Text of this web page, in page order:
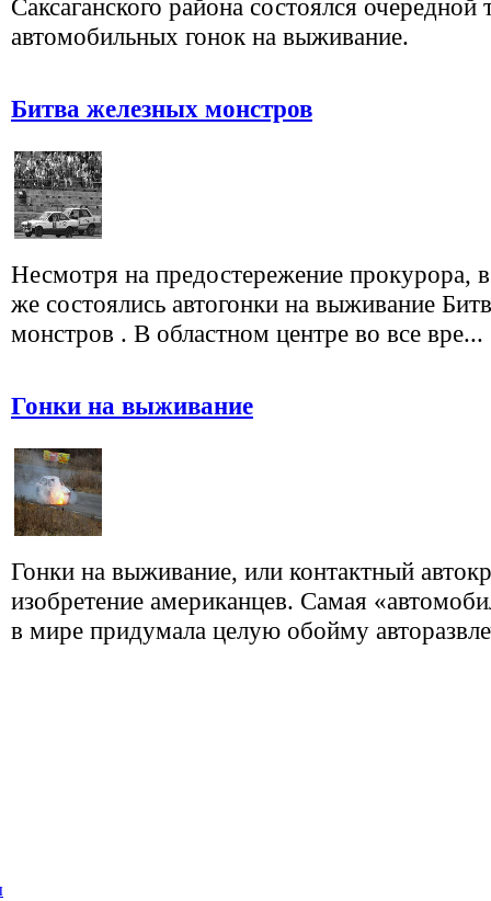
Саксаганского района состоялся очередной
автомобильных гонок на выживание.
Битва железных монстров
Несмотря на предостережение прокурора, в
же состоялись автогонки на выживание
монстров . В областном центре во все вре...
Гонки на выживание
Гонки на выживание, или контактный
изобретение американцев. Самая
в мире придумала целую обойму